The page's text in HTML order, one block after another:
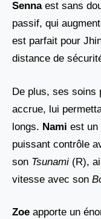
Sennaest sans
passif, qui
est parfait pour
distance de
De plus, ses soins
accrue, lui
longs. Nami est un
puissant contrôle
son Tsunami (R),
vitesse avec son
Zoe apporte un